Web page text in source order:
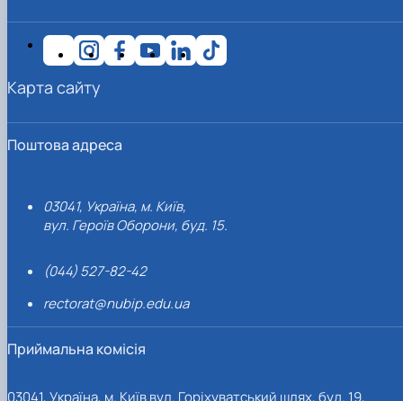
Поштова адреса
03041, Україна, м. Київ,
вул. Героїв Оборони, буд. 15.
(044) 527-82-42
rectorat@nubip.edu.ua
Приймальна комісія
03041, Україна, м. Київ вул. Горіхуватський шлях, буд. 19,
Карта сайту